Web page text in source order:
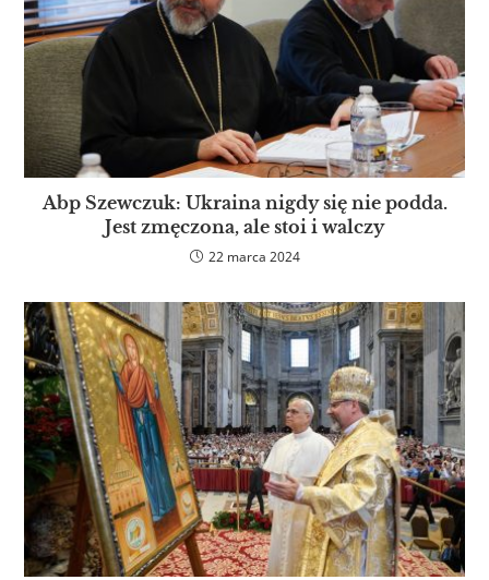
Abp Szewczuk: Ukraina nigdy się nie podda.
Jest zmęczona, ale stoi i walczy
22 marca 2024